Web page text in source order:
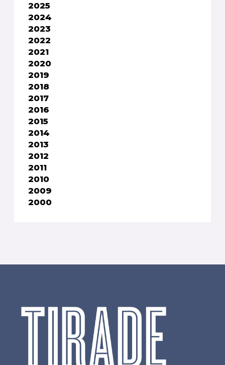
2025
2024
2023
2022
2021
2020
2019
2018
2017
2016
2015
2014
2013
2012
2011
2010
2009
2000